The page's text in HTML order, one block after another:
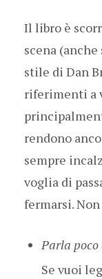
Il libro è
scena
stile di Dan
riferimenti a
rendono
sempre
voglia di
fermarsi.
Parla
Se vuoi